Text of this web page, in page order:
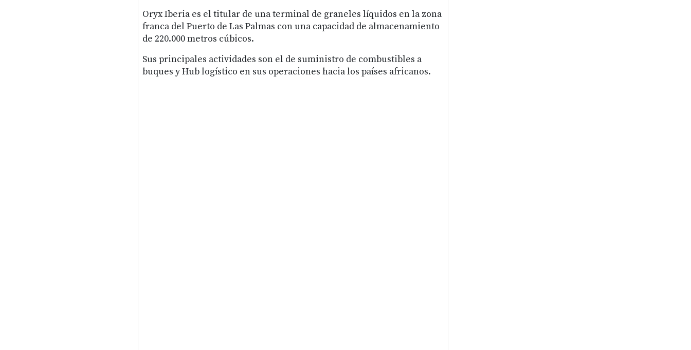
Oryx Iberia es el titular de una terminal de graneles líquidos en la zona
franca del Puerto de Las Palmas con una capacidad de almacenamiento
de 220.000 metros cúbicos.
Sus principales actividades son el de suministro de combustibles a
buques y Hub logístico en sus operaciones hacia los países africanos.